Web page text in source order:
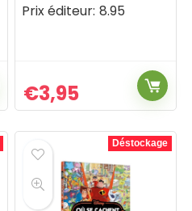
Prix éditeur: 8.95
€3,95
Déstockage